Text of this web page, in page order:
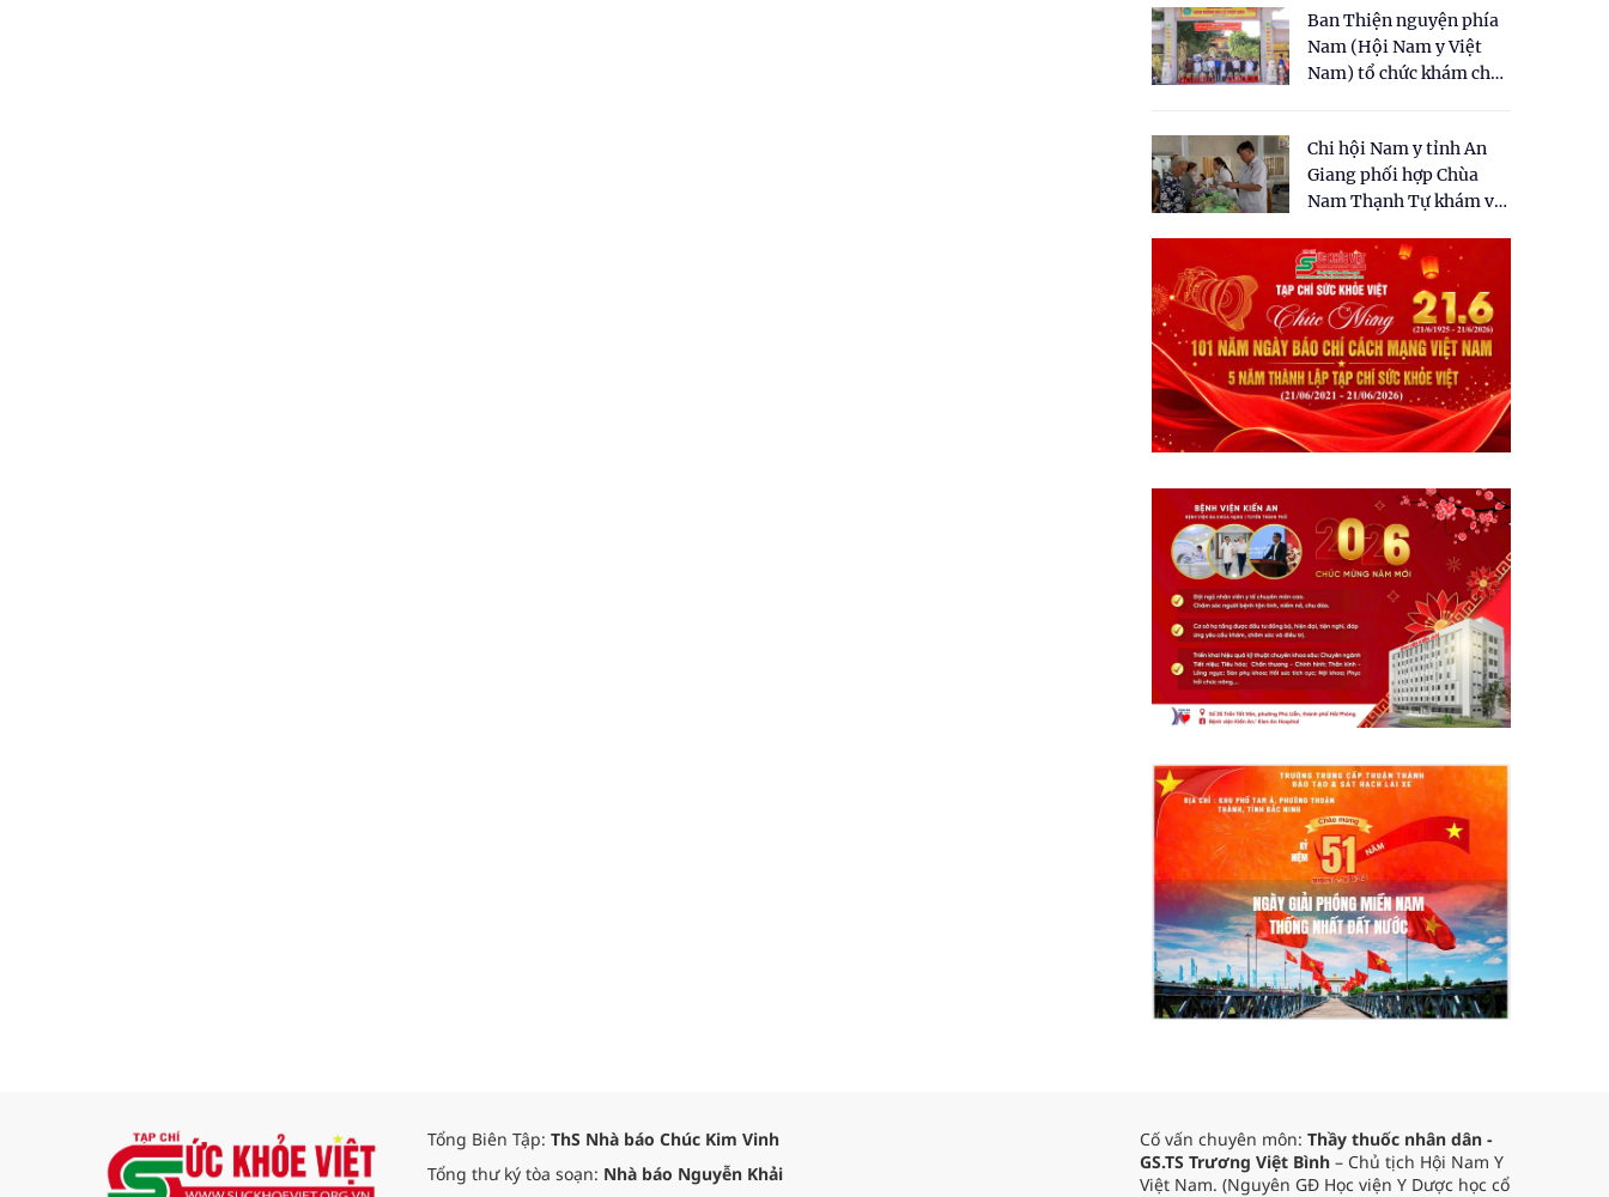
Ban Thiện nguyện phía
Nam (Hội Nam y Việt
Nam) tổ chức khám chữa
dân tại xã Tân Tập
Chi hội Nam y tỉnh An
Giang phối hợp Chùa
Nam Thạnh Tự khám và
nhân dân
Tổng Biên Tập: ThS Nhà báo Chúc Kim Vinh
Tổng thư ký tòa soạn: Nhà báo Nguyễn Khải
Cố vấn chuyên môn: Thầy thuốc nhân dân -
GS.TS Trương Việt Bình – Chủ tịch Hội Nam Y
Việt Nam. (Nguyên GĐ Học viện Y Dược học cổ